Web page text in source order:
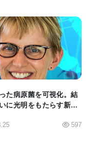
遺伝子組換えした
子組換えしたワク
全性やデリバリ
マ・ウイルス感染
た。Dr.
JP
た病原菌を可視化。結
に光明をもたらす新技
597